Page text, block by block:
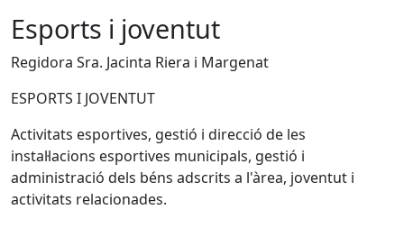
Esports i joventut
Regidora Sra. Jacinta Riera i Margenat
ESPORTS I JOVENTUT
Activitats esportives, gestió i direcció de les
instal·lacions esportives municipals, gestió i
administració dels béns adscrits a l'àrea, joventut i
activitats relacionades.